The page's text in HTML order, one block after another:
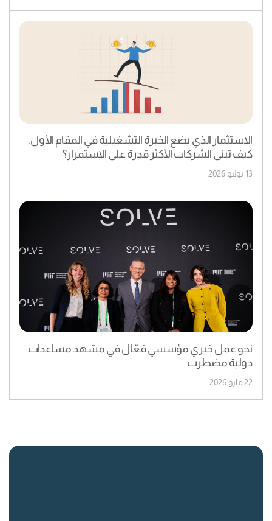
الاستثمار الذي يضع الخبرة التشغيلية في المقام الأول:
كيف تبنى الشركات الأكثر قدرة على الاستمرار؟
13 يوليو 2026
نحو عمل خيري مؤسسي فعّال في مشهد مساعدات
دولية مضطرب
22 مايو 2026